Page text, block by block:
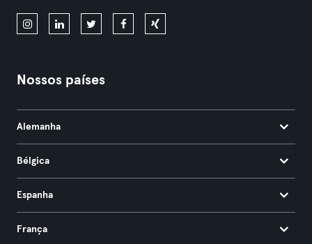
Nossos países
Alemanha
Bélgica
Espanha
França